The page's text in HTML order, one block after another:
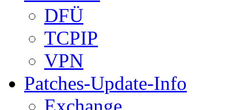
DFÜ
TCPIP
VPN
Patches-Update-Info